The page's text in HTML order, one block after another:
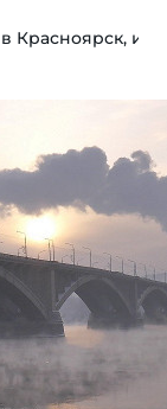
Красноярск, и